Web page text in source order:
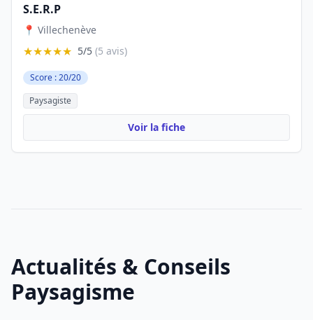
S.E.R.P
📍 Villechenève
★★★★★ 5/5 (5 avis)
Score : 20/20
Paysagiste
Voir la fiche
Actualités & Conseils
Paysagisme